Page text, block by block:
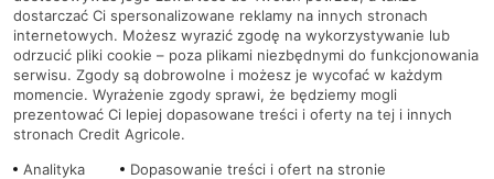
Regulamin serwisu
Mapa serwisu
PolitykaCookies
dostarczać Ci spersonalizowane reklamy na innych stronach
internetowych. Możesz wyrazić zgodę na wykorzystywanie lub
odrzucić pliki cookie – poza plikami niezbędnymi do funkcjonowania
serwisu. Zgody są dobrowolne i możesz je wycofać w każdym
momencie. Wyrażenie zgody sprawi, że będziemy mogli
prezentować Ci lepiej dopasowane treści i oferty na tej i innych
stronach Credit Agricole.
Analityka
Dopasowanie treści i ofert na stronie